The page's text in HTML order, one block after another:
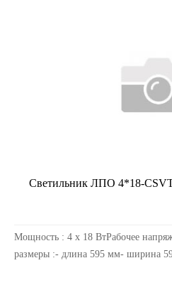
Светильник ЛПО 4*18-
Мощность : 4 х 18 ВтРабочее
размеры :- длина 595 мм- ширина